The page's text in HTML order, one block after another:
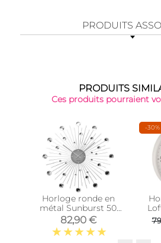
PRODUITS
PRODUITS
Ces produits pourraient
Horloge ronde en
métal Sunburst 50
cm (Chrome)
82,90 €
-30%